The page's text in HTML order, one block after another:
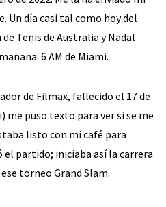
Un día casi tal como hoy del
Tenis de Australia y Nadal
6 AM de Miami.
de Filmax, fallecido el 17 de
me puso texto para ver si se me
listo con mi café para
el partido; iniciaba así la carrera
torneo Grand Slam.